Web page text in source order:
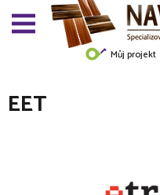
Můj projekt
EET